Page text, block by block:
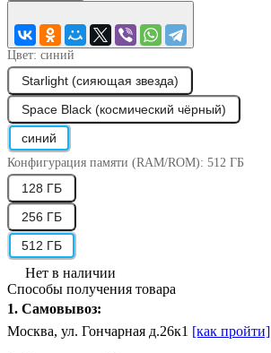
Цвет: синий
Starlight (сияющая звезда)
Space Black (космический чёрный)
синий
Конфигурация памяти (RAM/ROM): 512 ГБ
128 ГБ
256 ГБ
512 ГБ
Нет в наличии
Способы получения товара
1. Самовывоз:
Москва, ул. Гончарная д.26к1 [как пройти]